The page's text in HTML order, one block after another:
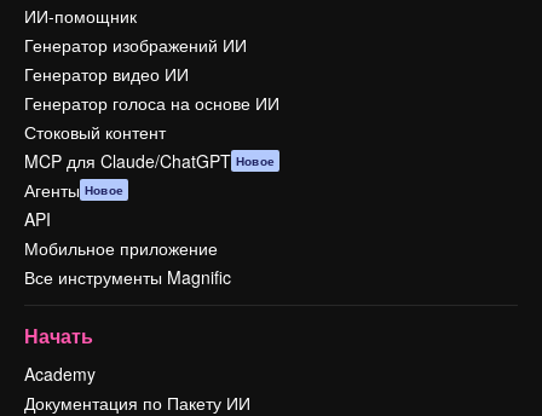
ИИ-помощник
Генератор изображений ИИ
Генератор видео ИИ
Генератор голоса на основе ИИ
Стоковый контент
MCP для Claude/ChatGPT Новое
Агенты Новое
API
Мобильное приложение
Все инструменты Magnific
Начать
Academy
Документация по Пакету ИИ